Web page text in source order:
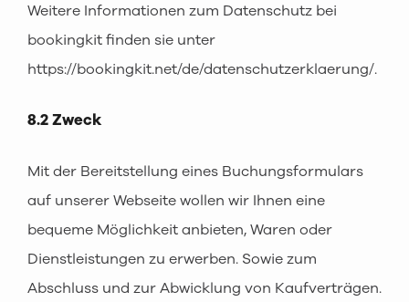
Weitere Informationen zum Datenschutz bei
bookingkit finden sie unter
https://bookingkit.net/de/datenschutzerklaerung/.
8.2 Zweck
Mit der Bereitstellung eines Buchungsformulars
auf unserer Webseite wollen wir Ihnen eine
bequeme Möglichkeit anbieten, Waren oder
Dienstleistungen zu erwerben. Sowie zum
Abschluss und zur Abwicklung von Kaufverträgen.